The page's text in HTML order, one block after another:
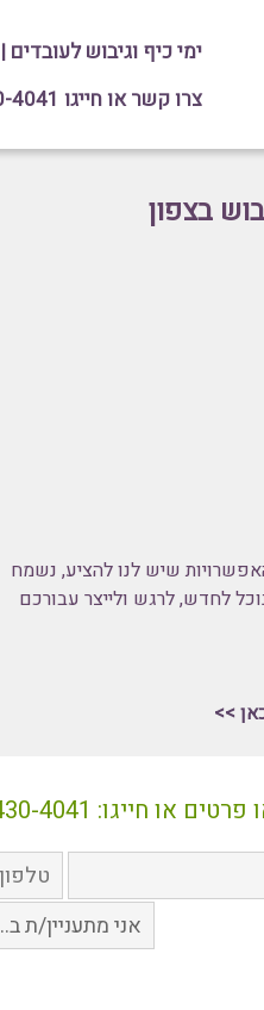
ימי כיף וגיבוש לעובדים |
צרו קשר או חייגו 053-430-4041
בצפון
שיש לנו להציע, נשמח
לחדש, לרגש ולייצר עבורכם
>>